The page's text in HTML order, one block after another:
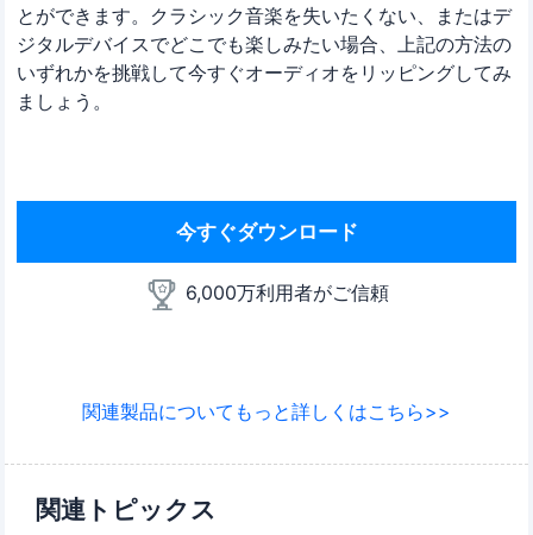
とができます。クラシック音楽を失いたくない、またはデ
ジタルデバイスでどこでも楽しみたい場合、上記の方法の
いずれかを挑戦して今すぐオーディオをリッピングしてみ
ましょう。
今すぐダウンロード
6,000万利用者がご信頼
関連製品についてもっと詳しくはこちら>>
関連トピックス